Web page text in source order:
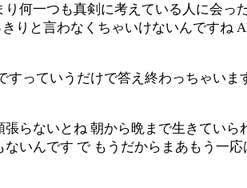
何一つも真剣に考えている人に会っ
りと言わなくちゃいけないんですね
っていうだけで答え終わっちゃいま
らないとね 朝から晩まで生きていら
いんです で もうだからまあもう一応